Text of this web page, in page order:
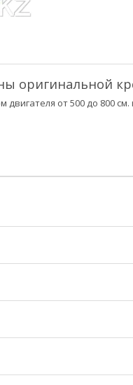
оригинальной
от 500 до 800